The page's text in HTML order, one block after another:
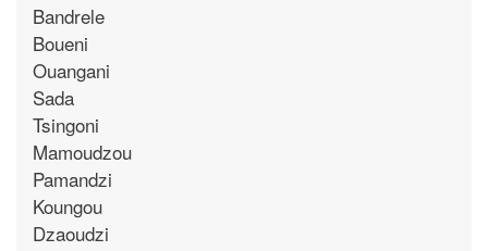
Bandrele
Boueni
Ouangani
Sada
Tsingoni
Mamoudzou
Pamandzi
Koungou
Dzaoudzi